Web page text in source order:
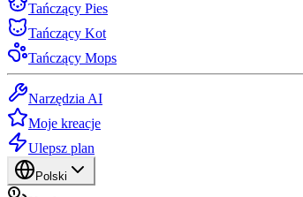
Tańczący Pies
Tańczący Kot
Tańczący Mops
Narzędzia AI
Moje kreacje
Ulepsz plan
Polski